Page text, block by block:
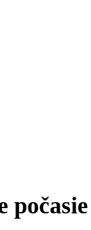
počasie